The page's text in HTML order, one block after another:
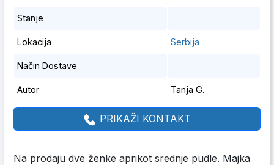
Stanje
Lokacija Serbija
Način Dostave
Autor Tanja G.
PRIKAŽI KONTAKT
Na prodaju dve ženke aprikot srednje pudle. Majka